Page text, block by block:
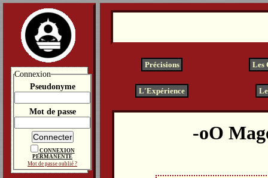
Précisions Les
L'Expérience
Connexion
Pseudonyme
Mot de passe
CONNEXION
PERMANENTE
Mot de passe oublié ?